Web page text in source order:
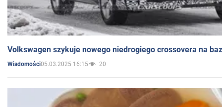
Volkswagen szykuje nowego niedrogiego crossovera na
Wiadomości05.03.2025 16:15 20